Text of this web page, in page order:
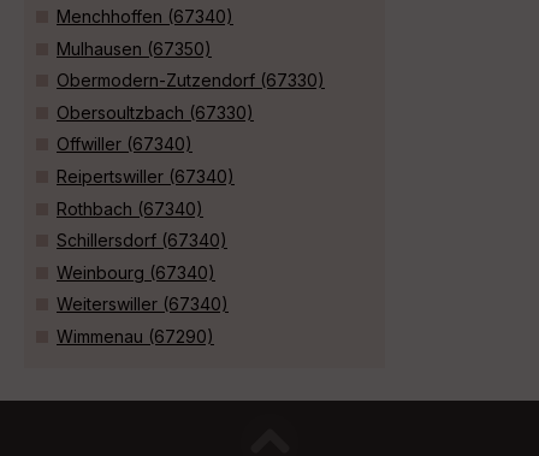
Menchhoffen (67340)
Mulhausen (67350)
Obermodern-Zutzendorf (67330)
Obersoultzbach (67330)
Offwiller (67340)
Reipertswiller (67340)
Rothbach (67340)
Schillersdorf (67340)
Weinbourg (67340)
Weiterswiller (67340)
Wimmenau (67290)